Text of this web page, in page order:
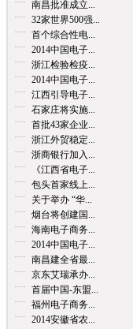
南昌批准成立...
32家世界500强...
首个综合性电...
2014中国电子...
浙江检验检疫...
2014中国电子...
江西引导电子...
石家庄将实施...
首批43家企业...
浙江外贸稳定...
浙商银行加入...
《江西省电子...
包头首家线上...
关于举办 “华...
烟台将创建国...
海南电子商务...
2014中国电子...
南昌建全省最...
京东艾瑞承办...
首届中国-东盟...
福州电子商务...
2014安徽省农...